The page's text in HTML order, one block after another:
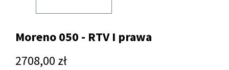
Moreno 050 - RTV I prawa
2708,00 zł